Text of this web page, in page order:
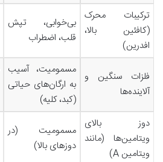
ترکیبات محرک
(کافئین بالا،
افدرین)
بی‌خوابی، تپش
قلب، اضطراب
فلزات سنگین و
آلاینده‌ها
مسمومیت، آسیب
به ارگان‌های حیاتی
(کبد، کلیه)
دوز بالای
ویتامین‌ها (مانند
ویتامین
مسمومیت (در
دوزهای بالا)